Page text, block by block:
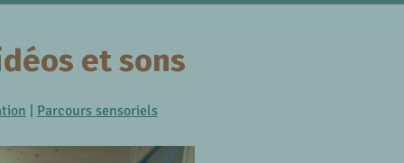
et sons
| Parcours sensoriels